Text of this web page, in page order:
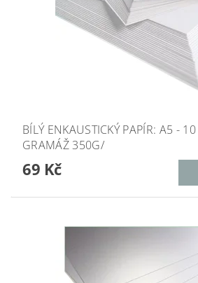
BÍLÝ ENKAUSTICKÝ PAPÍR: A5 -
GRAMÁŽ 350G/
69 Kč